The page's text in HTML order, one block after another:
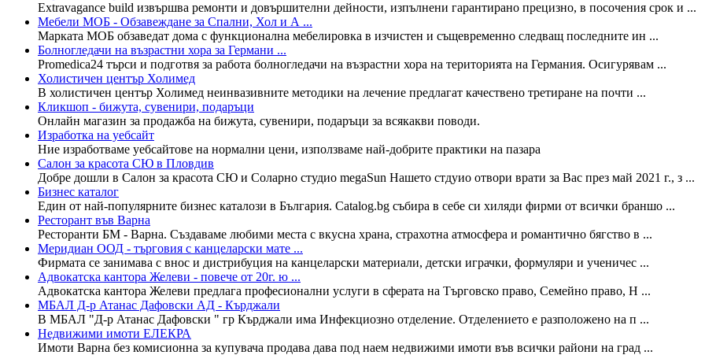
Extravagance build извършва ремонти и довършителни дейности, изпълнени гарантирано прецизно, в посочения срок и ...
Мебели МОБ - Обзавеждане за Спални, Хол и А ...
Марката МОБ обзаведат дома с функционална мебелировка в изчистен и същевременно следващ последните ин ...
Болногледачи на възрастни хора за Германи ...
Promedica24 търси и подготвя за работа болногледачи на възрастни хора на територията на Германия. Осигурявам ...
Холистичен център Холимед
В холистичен център Холимед неинвазивните методики на лечение предлагат качествено третиране на почти ...
Кликшоп - бижута, сувенири, подаръци
Онлайн магазин за продажба на бижута, сувенири, подаръци за всякакви поводи.
Изработка на уебсайт
Ние изработваме уебсайтове на нормални цени, използваме най-добрите практики на пазара
Салон за красота СЮ в Пловдив
Добре дошли в Салон за красота СЮ и Соларно студио megaSun Нашето стдуио отвори врати за Вас през май 2021 г., з ...
Бизнес каталог
Един от най-популярните бизнес каталози в България. Catalog.bg събира в себе си хиляди фирми от всички браншо ...
Ресторант във Варна
Ресторанти БМ - Варна. Създаваме любими места с вкусна храна, страхотна атмосфера и романтично бягство в ...
Меридиан ООД - търговия с канцеларски мате ...
Фирмата се занимава с внос и дистрибуция на канцеларски материали, детски играчки, формуляри и ученичес ...
Адвокатска кантора Желеви - повече от 20г. ю ...
Адвокатска кантора Желеви предлага професионални услуги в сферата на Търговско право, Семейно право, Н ...
МБАЛ Д-р Атанас Дафовски АД - Кърджали
В МБАЛ "Д-р Атанас Дафовски " гр Кърджали има Инфекциозно отделение. Отделението е разположено на п ...
Недвижими имоти ЕЛЕКРА
Имоти Варна без комисионна за купувача продава дава под наем недвижими имоти във всички райони на град ...